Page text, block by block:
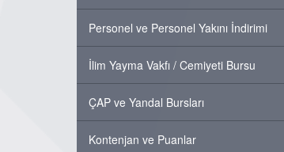
Personel ve Personel Yakını İndirimi
İlim Yayma Vakfı / Cemiyeti Bursu
ÇAP ve Yandal Bursları
Kontenjan ve Puanlar